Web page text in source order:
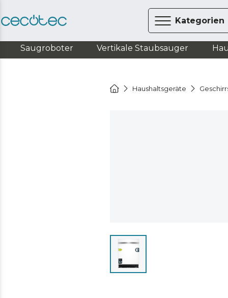
Kategorien
Saugroboter Vertikale Staubsauger
Haushaltsgeräte